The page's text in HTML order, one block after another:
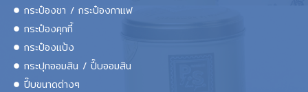
กระป๋องชา / กระป๋องกาแฟ
กระป๋องคุกกี้
กระป๋องแป้ง
กระปุกออมสิน / ปี๊บออมสิน
ปี๊บขนาดต่างๆ